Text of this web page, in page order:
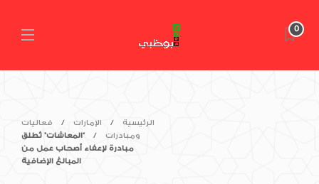
0
الرئيسية الإمارات
فعاليات
ومبادرات
“المعاشات” تُطلق
مبادرة لإعفاء أصحاب عمل من
المبالغ الإضافية